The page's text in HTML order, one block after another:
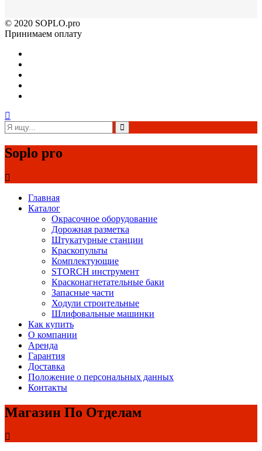
© 2020 SOPLO.pro
Принимаем оплату
Soplo pro
Главная
Каталог
Окрасочное оборудование
Дорожная разметка
Штукатурные станции
Краскопульты
Комплектующие
STORCH инструмент
Красконагнетательные баки
Запасные части
Ходули строительные
Шлифовальные машинки
Как купить
О компании
Аренда
Гарантия
Доставка
Положение о персональных данных
Контакты
Магазин По Отделам